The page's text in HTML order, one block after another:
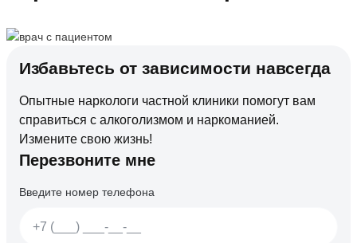
Избавьтесь от зависимости навсегда
Опытные наркологи частной клиники помогут вам
справиться с алкоголизмом и наркоманией.
Измените свою жизнь!
Перезвоните мне
Введите номер телефона